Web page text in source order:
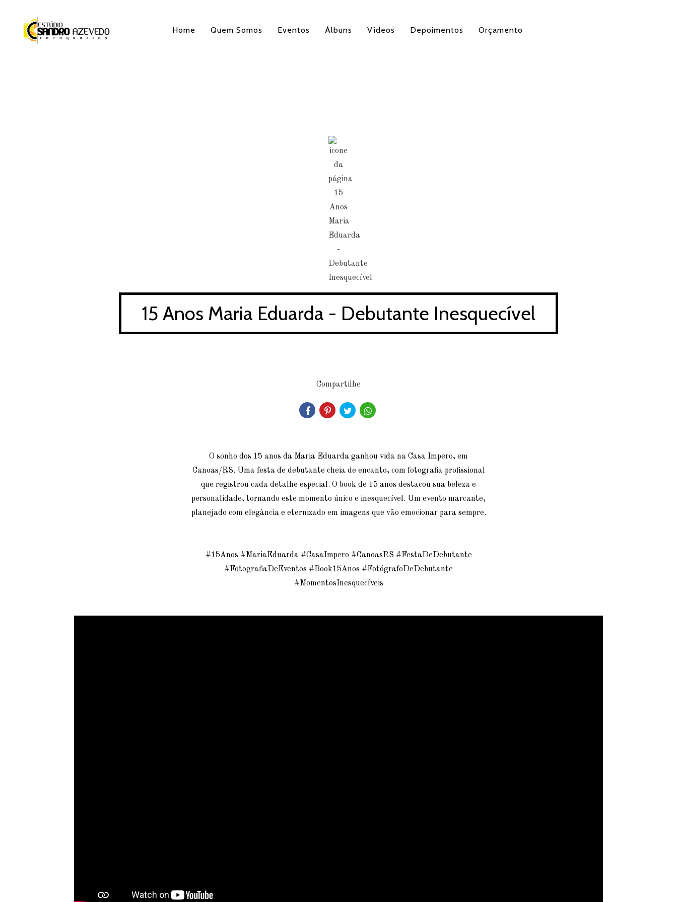
Home Quem Somos Eventos Álbuns Vídeos Depoimentos Orçamento
15 Anos Maria Eduarda - Debutante Inesquecível
Compartilhe
O sonho dos 15 anos da Maria Eduarda ganhou vida na Casa Impero, em
Canoas/RS. Uma festa de debutante cheia de encanto, com fotografia profissional
que registrou cada detalhe especial. O book de 15 anos destacou sua beleza e
personalidade, tornando este momento único e inesquecível. Um evento marcante,
planejado com elegância e eternizado em imagens que vão emocionar para sempre.
#15Anos #MariaEduarda #CasaImpero #CanoasRS #FestaDeDebutante
#FotografiaDeEventos #Book15Anos #FotógrafoDeDebutante
#MomentosInesquecíveis